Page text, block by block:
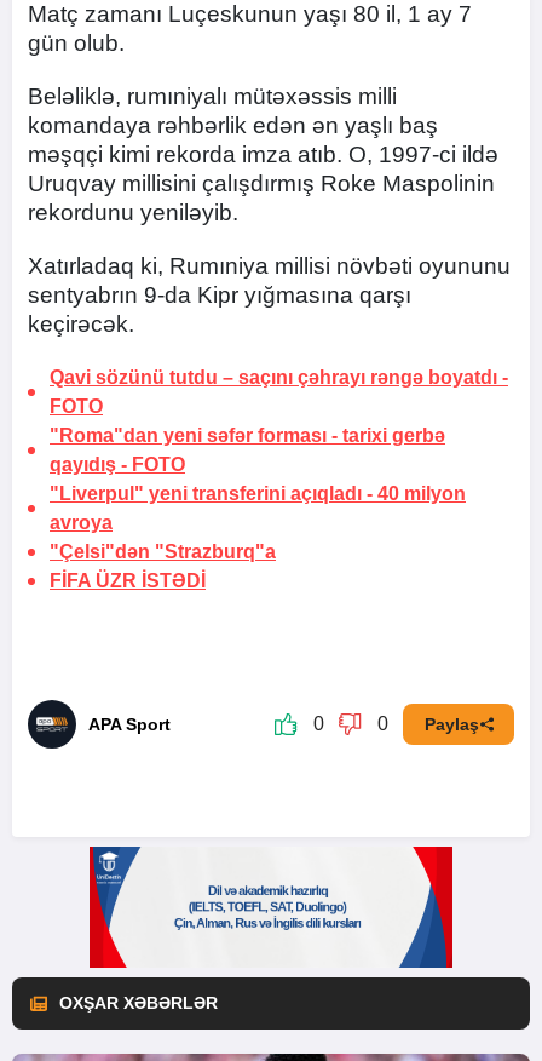
Matç zamanı Luçeskunun yaşı 80 il, 1 ay 7
gün olub.
Beləliklə, rumıniyalı mütəxəssis milli
komandaya rəhbərlik edən ən yaşlı baş
məşqçi kimi rekorda imza atıb. O, 1997-ci ildə
Uruqvay millisini çalışdırmış Roke Maspolinin
rekordunu yeniləyib.
Xatırladaq ki, Rumıniya millisi növbəti oyununu
sentyabrın 9-da Kipr yığmasına qarşı
keçirəcək.
Qavi sözünü tutdu – saçını çəhrayı rəngə boyatdı -
FOTO
"Roma"dan yeni səfər forması - tarixi gerbə
qayıdış - FOTO
"Liverpul" yeni transferini açıqladı - 40 milyon
avroya
"Çelsi"dən "Strazburq"a
FİFA ÜZR İSTƏDİ
APA Sport 0 0 Paylaş
OXŞAR XƏBƏRLƏR